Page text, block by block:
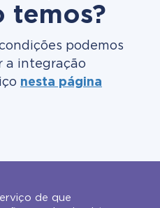
temos?
podemos
a integração
nesta página
de que